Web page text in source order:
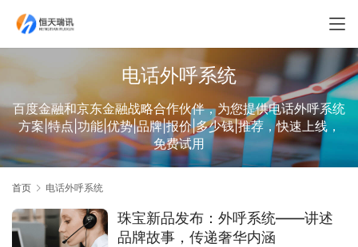
电话外呼系统
百度金融和京东金融战略合作伙伴，为您提供电话外呼系统
方案|特点|功能|优势|品牌|报价|多少钱|推荐，快速上线，
免费试用
首页 电话外呼系统
珠宝新品发布：外呼系统——讲述
品牌故事，传递奢华内涵